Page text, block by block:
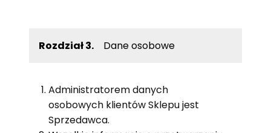
Rozdział 3. Dane osobowe
Administratorem danych
osobowych klientów Sklepu jest
Sprzedawca.